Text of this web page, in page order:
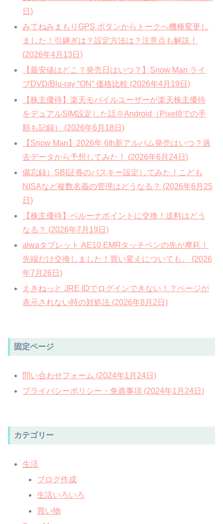
日)
みてねみまもりGPS ボタンからトークへ機種変更し
ました！引継ぎは？設定方法は？注意点も解説！
(2026年4月13日)
【最安値はどこ？発売日はいつ？】Snow Man ライ
ブDVD/Blu-ray “ON” 価格比較 (2026年4月19日)
【株主優待】楽天モバイルユーザーが楽天株主優待
をデュアルSIM設定した話※Android（Pixel8での手
順も記録） (2026年6月18日)
【Snow Man】2026年 6th新アルバム発売はいつ？過
去データから予想してみた！ (2026年6月24日)
備忘録）SBI証券のパスキー設定してみた！こども
NISAなど複数名義の管理はどうなる？ (2026年6月25
日)
【株主優待】ベルーナポイントに交換！送料はどう
なる？ (2026年7月19日)
aiwaタブレット AE10 EMRタッチペンの先が摩耗！
先端だけ交換しました！買い変えについても。 (2026
年7月26日)
えきねっと JRE IDでログインできない！？ページが
表示されない時の対処法 (2026年8月2日)
固定ページ
問い合わせフォーム (2024年1月24日)
プライバシーポリシー・免責事項 (2024年1月24日)
カテゴリー
生活
ブログ作成
生活いろいろ
買い物